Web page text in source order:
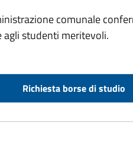
comunale
agli studenti meritevoli.
Richiesta borse di studio